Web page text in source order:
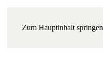
Zum Hauptinhalt springen